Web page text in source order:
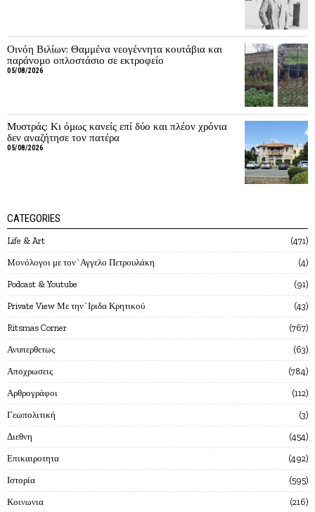
Οινόη Βιλίων: Θαμμένα νεογέννητα κουτάβια και
παράνομο οπλοστάσιο σε εκτροφείο
05/08/2026
Μυστράς: Κι όμως κανείς επί δύο και πλέον χρόνια
δεν αναζήτησε τον πατέρα
05/08/2026
CATEGORIES
Life & Art 471
Mονόλογοι με τον`Αγγελο Πετρουλάκη 4
Podcast & Youtube 91
Private View Με την`Ιριδα Κρητικού 43
Ritsmas Corner 767
Ανυπερθετως 63
Αποχρωσεις 784
Αρθρογράφοι 112
Γεωπολιτική 3
Διεθνη 454
Επικαιροτητα 492
Ιστορία 595
Κοινωνια 216